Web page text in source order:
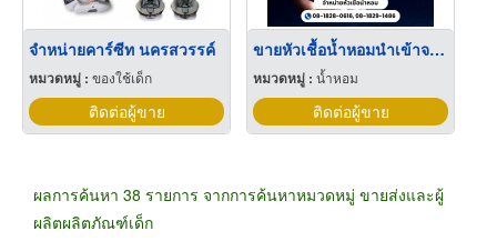
จำหน่ายคาร์ซีท นครสวรรค์
หมวดหมู่ : ของใช้เด็ก
ติดต่อผู้ขาย
ขายหัวเชื้อน้ำหอมนำเข้าจากต่างประเทศ
หมวดหมู่ :น้ำหอม
ติดต่อผู้ขาย
ผลการค้นหา 38 รายการ จากการค้นหาหมวดหมู่ ขายส่งและผู้
ผลิตผลิตภัณฑ์เด็ก